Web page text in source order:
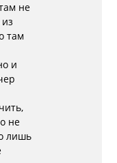
не
там
и
не
лишь